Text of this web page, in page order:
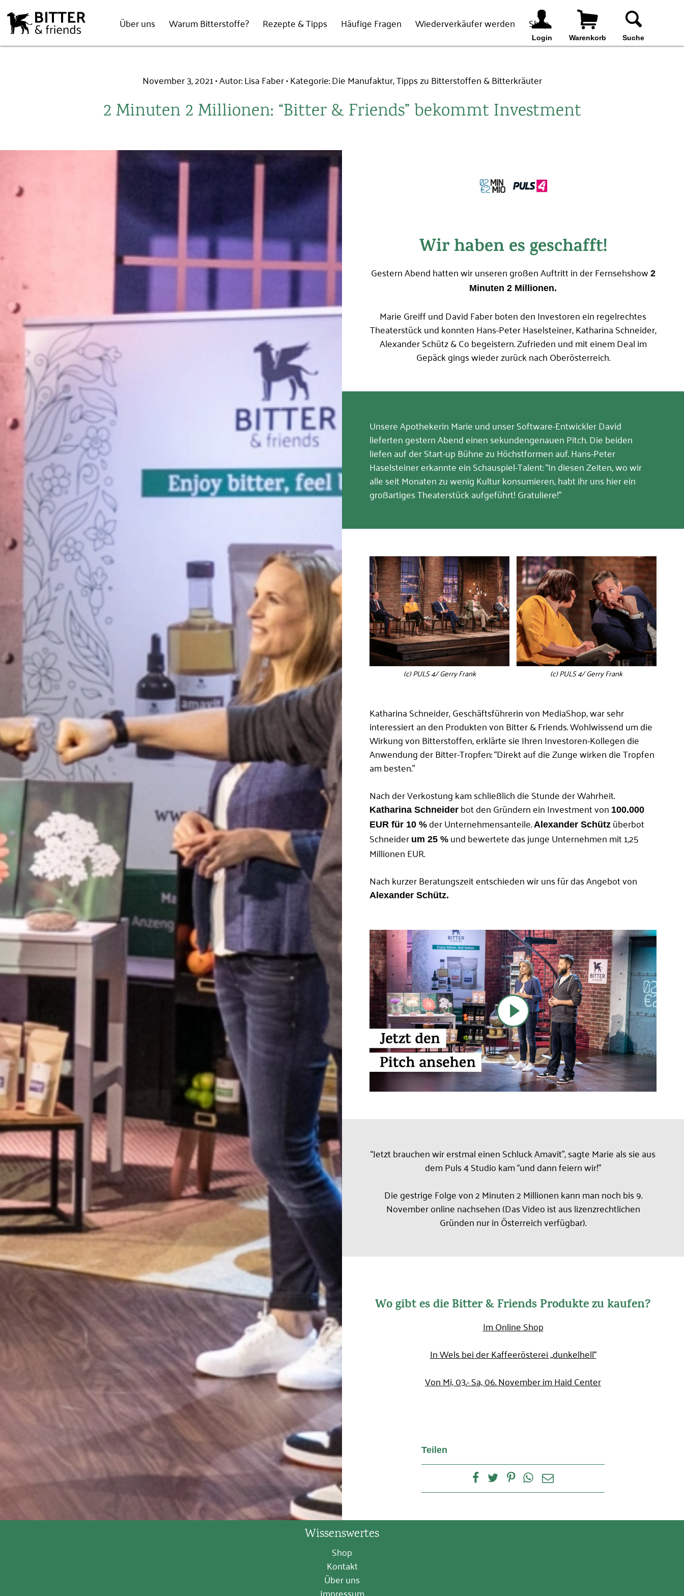
Über uns Warum Bitterstoffe? Rezepte & Tipps Häufige Fragen Wiederverkäufer werden Shop
Login
E-Mail-Adresse
Passwort vergessen?
Warenkorb Suche
November 3, 2021 Autor: Lisa Faber Kategorie:Die Manufaktur,Tipps zu Bitterstoffen & Bitterkräuter
2 Minuten 2 Millionen: “Bitter & Friends” bekommt Investment
Wir haben es geschafft!
Gestern Abend hatten wir unseren großen Auftritt in der Fernsehshow 2
Minuten 2 Millionen.
Marie Greiff und David Faber boten den Investoren ein regelrechtes
Theaterstück und konnten Hans-Peter Haselsteiner, Katharina Schneider,
Alexander Schütz & Co begeistern. Zufrieden und mit einem Deal im
Gepäck gings wieder zurück nach Oberösterreich.
Unsere Apothekerin Marie und unser Software-Entwickler David
lieferten gestern Abend einen sekundengenauen Pitch. Die beiden
liefen auf der Start-up Bühne zu Höchstformen auf. Hans-Peter
Haselsteiner erkannte ein Schauspiel-Talent: “In diesen Zeiten, wo wir
alle seit Monaten zu wenig Kultur konsumieren, habt ihr uns hier ein
großartiges Theaterstück aufgeführt! Gratuliere!”
(c) PULS 4/ Gerry Frank (c) PULS 4/ Gerry Frank
Katharina Schneider, Geschäftsführerin von MediaShop, war sehr
interessiert an den Produkten von Bitter & Friends. Wohlwissend um die
Wirkung von Bitterstoffen, erklärte sie Ihren Investoren-Kollegen die
Anwendung der Bitter-Tropfen: “Direkt auf die Zunge wirken die Tropfen
am besten.”
Nach der Verkostung kam schließlich die Stunde der Wahrheit.
Katharina Schneider bot den Gründern ein Investment von 100.000
EUR für 10 % der Unternehmensanteile. Alexander Schütz überbot
Schneider um 25 % und bewertete das junge Unternehmen mit 1,25
Millionen EUR.
Nach kurzer Beratungszeit entschieden wir uns für das Angebot von
Alexander Schütz.
“Jetzt brauchen wir erstmal einen Schluck Amavit”, sagte Marie als sie aus
dem Puls 4 Studio kam “und dann feiern wir!”
Die gestrige Folge von 2 Minuten 2 Millionen kann man noch bis 9.
November online nachsehen (Das Video ist aus lizenzrechtlichen
Gründen nur in Österreich verfügbar).
Wo gibt es die Bitter & Friends Produkte zu kaufen?
Im Online Shop
In Wels bei der Kaffeerösterei „dunkelhell“
Von Mi, 03.- Sa, 06. November im Haid Center
Teilen
Wissenswertes
Shop
Kontakt
Über uns